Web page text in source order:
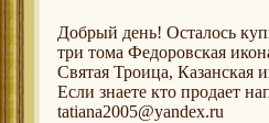
Добрый день! Осталось
три тома Федоровская
Святая Троица, Казанская
Если знаете кто продает
tatiana2005@yandex.ru